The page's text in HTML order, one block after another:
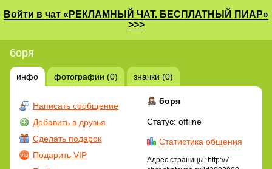
Войти в чат «РЕКЛАМНЫЙ ЧАТ. БЕСПЛАТНЫЙ ПИАР»
>>>
боря
инфо фотографии (0) значки (0)
Написать сообщение
Добавить в друзья
Сделать подарок
Подарить VIP
боря
Статус: offline
Статистика общения
Адрес страницы: http://7-